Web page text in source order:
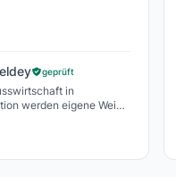
geprüft
in
werden eigene Weine